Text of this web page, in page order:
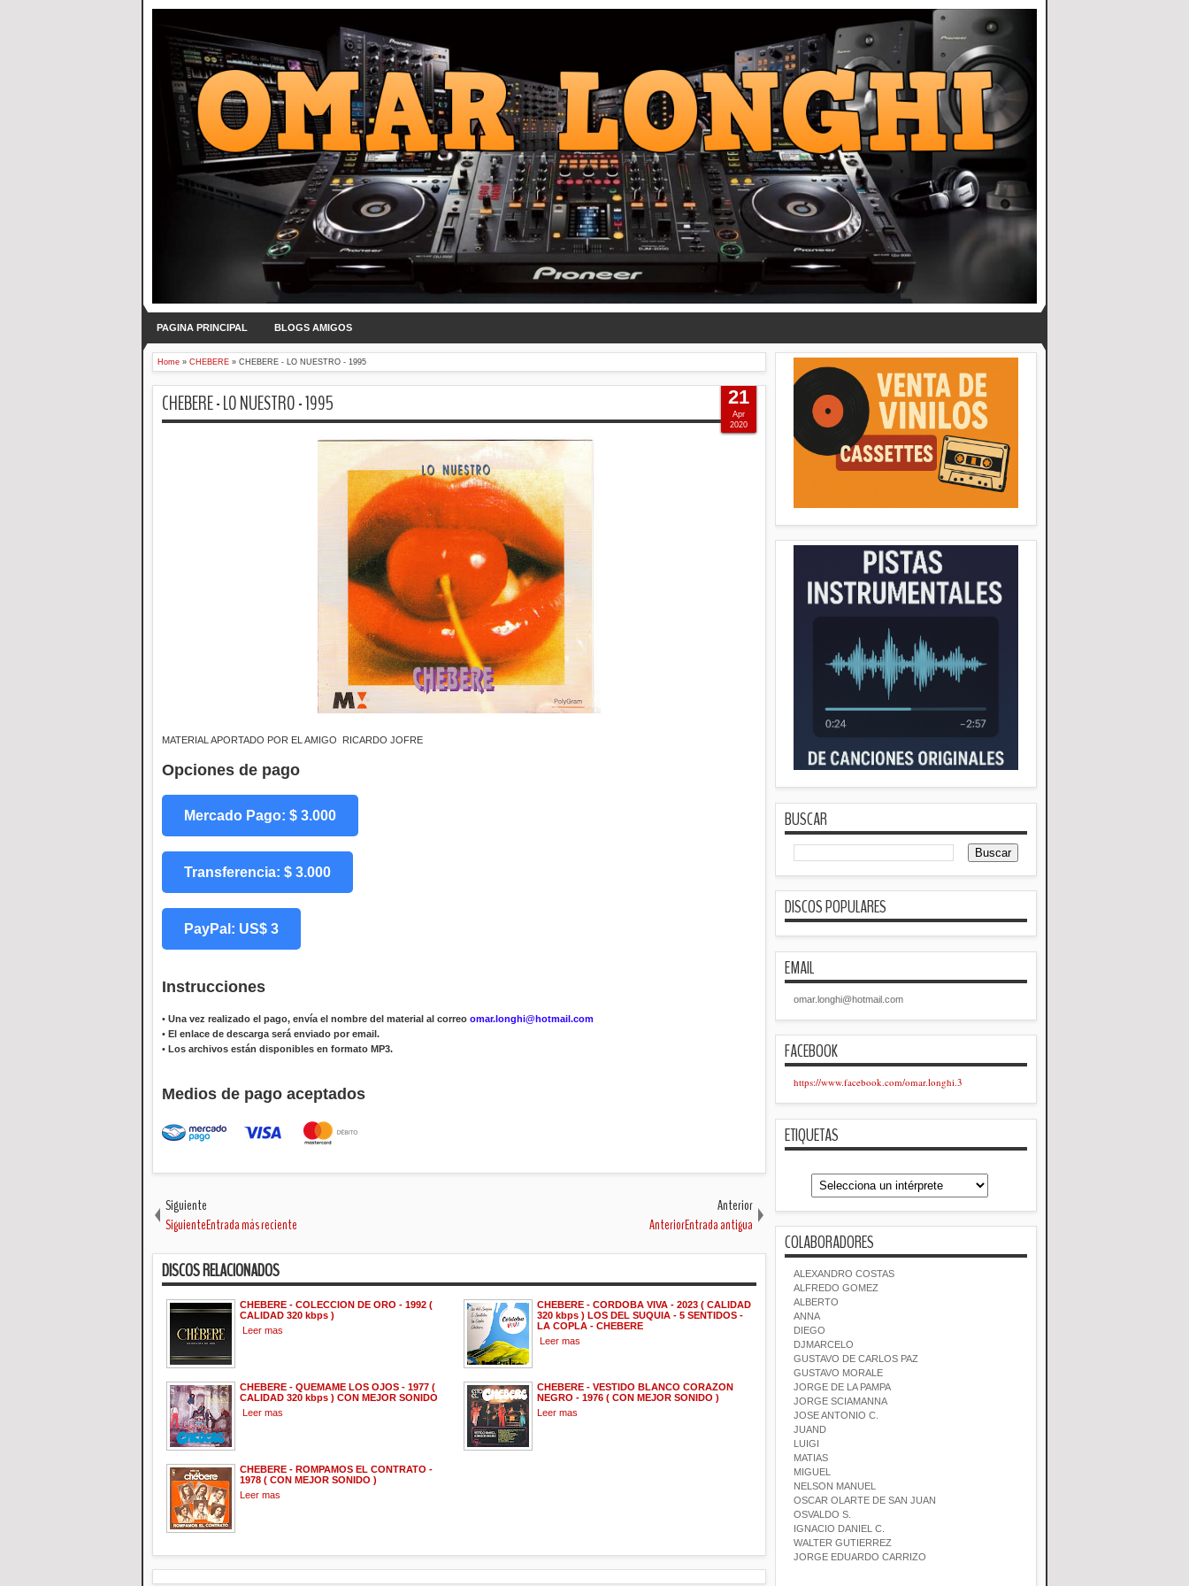
PAGINA PRINCIPAL BLOGS AMIGOS
Home » CHEBERE » CHEBERE - LO NUESTRO - 1995
CHEBERE - LO NUESTRO - 1995
MATERIAL APORTADO POR EL AMIGO RICARDO JOFRE
Opciones de pago
Mercado Pago: $ 3.000
Transferencia: $ 3.000
PayPal: US$ 3
Instrucciones
• Una vez realizado el pago, envía el nombre del material al correo omar.longhi@hotmail.com
• El enlace de descarga será enviado por email.
• Los archivos están disponibles en formato MP3.
Medios de pago aceptados
21
Apr
2020
Siguiente
SiguienteEntrada más reciente
Anterior
AnteriorEntrada antigua
DISCOS RELACIONADOS
CHEBERE - COLECCION DE ORO - 1992 (
CALIDAD 320 kbps )
Leer mas
CHEBERE - CORDOBA VIVA - 2023 ( CALIDAD
320 kbps ) LOS DEL SUQUIA - 5 SENTIDOS -
LA COPLA - CHEBERE
Leer mas
CHEBERE - QUEMAME LOS OJOS - 1977 (
CALIDAD 320 kbps ) CON MEJOR SONIDO
Leer mas
CHEBERE - VESTIDO BLANCO CORAZON
NEGRO - 1976 ( CON MEJOR SONIDO )
Leer mas
CHEBERE - ROMPAMOS EL CONTRATO -
1978 ( CON MEJOR SONIDO )
Leer mas
BUSCAR
DISCOS POPULARES
EMAIL
omar.longhi@hotmail.com
FACEBOOK
https://www.facebook.com/omar.longhi.3
ETIQUETAS
COLABORADORES
ALEXANDRO COSTAS
ALFREDO GOMEZ
ALBERTO
ANNA
DIEGO
DJMARCELO
GUSTAVO DE CARLOS PAZ
GUSTAVO MORALE
JORGE DE LA PAMPA
JORGE SCIAMANNA
JOSE ANTONIO C.
JUAND
LUIGI
MATIAS
MIGUEL
NELSON MANUEL
OSCAR OLARTE DE SAN JUAN
OSVALDO S.
IGNACIO DANIEL C.
WALTER GUTIERREZ
JORGE EDUARDO CARRIZO